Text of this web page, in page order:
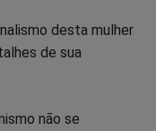
TelegramGettr
desta mulher
de sua
não se